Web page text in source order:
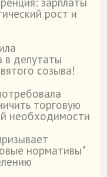
рост и
в депутаты
созыва!
торговую
необходимости
нормативы"